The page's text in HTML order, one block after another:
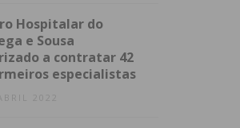
Hospitalar do
e Sousa
a contratar 42
especialistas
2022